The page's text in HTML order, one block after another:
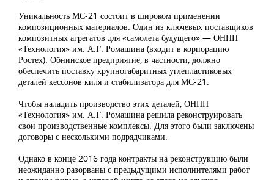
Уникальность МС-21 состоит в широком применении
композиционных материалов. Один из ключевых поставщиков
композитных агрегатов для «самолета будущего» — ОНПП
«Технология» им. А.Г. Ромашина (входит в корпорацию
Ростех). Обнинское предприятие, в частности, должно
обеспечить поставку крупногабаритных углепластиковых
деталей кессонов киля и стабилизатора для МС-21.
Чтобы наладить производство этих деталей, ОНПП
«Технология» им. А.Г. Ромашина решила реконструировать
свои производственные комплексы. Для этого были заключены
договоры с несколькими подрядчиками.
Однако в конце 2016 года контракты на реконструкцию были
неожиданно разорваны с предыдущими исполнителями работ